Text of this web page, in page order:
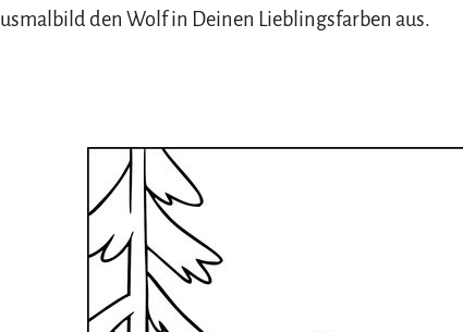
den Wolf in Deinen Lieblingsfarben aus.